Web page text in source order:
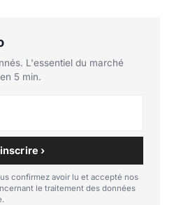
L'essentiel du marché
5 min.
›
confirmez avoir lu et accepté nos
le traitement des données